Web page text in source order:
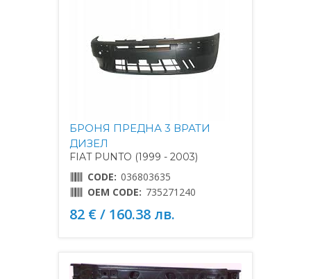
БРОНЯ ПРЕДНА 3 ВРАТИ
ДИЗЕЛ
FIAT PUNTO (1999 - 2003)
CODE: 036803635
OEM CODE: 735271240
82 € / 160.38 лв.